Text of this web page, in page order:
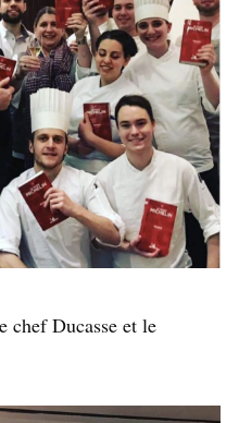
chef Ducasse et le